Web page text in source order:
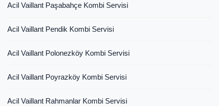
Acil Vaillant Paşabahçe Kombi Servisi
Acil Vaillant Pendik Kombi Servisi
Acil Vaillant Polonezköy Kombi Servisi
Acil Vaillant Poyrazköy Kombi Servisi
Acil Vaillant Rahmanlar Kombi Servisi